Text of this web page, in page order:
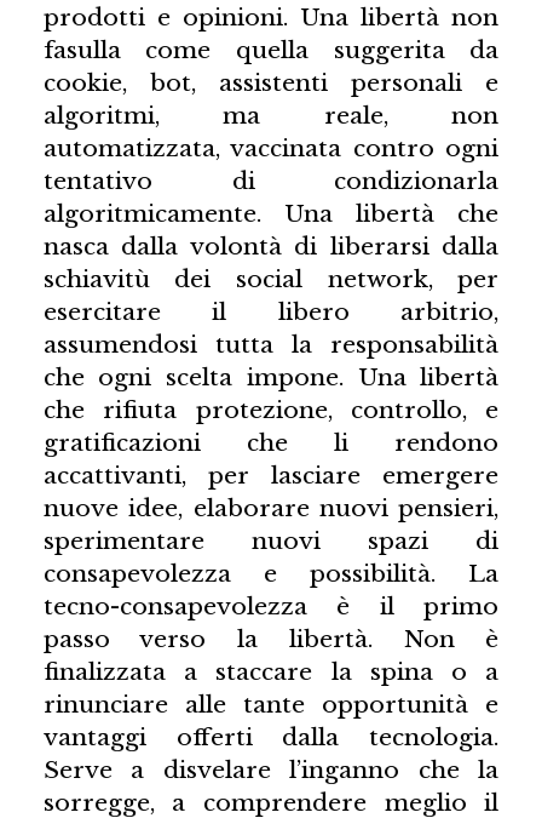
prodotti e opinioni. Una libertà non
fasulla come quella suggerita da
cookie, bot, assistenti personali e
algoritmi, ma reale, non
automatizzata, vaccinata contro ogni
tentativo di condizionarla
algoritmicamente. Una libertà che
nasca dalla volontà di liberarsi dalla
schiavitù dei social network, per
esercitare il libero arbitrio,
assumendosi tutta la responsabilità
che ogni scelta impone. Una libertà
che rifiuta protezione, controllo, e
gratificazioni che li rendono
accattivanti, per lasciare emergere
nuove idee, elaborare nuovi pensieri,
sperimentare nuovi spazi di
consapevolezza e possibilità. La
tecno-consapevolezza è il primo
passo verso la libertà. Non è
finalizzata a staccare la spina o a
rinunciare alle tante opportunità e
vantaggi offerti dalla tecnologia.
Serve a disvelare l’inganno che la
sorregge, a comprendere meglio il